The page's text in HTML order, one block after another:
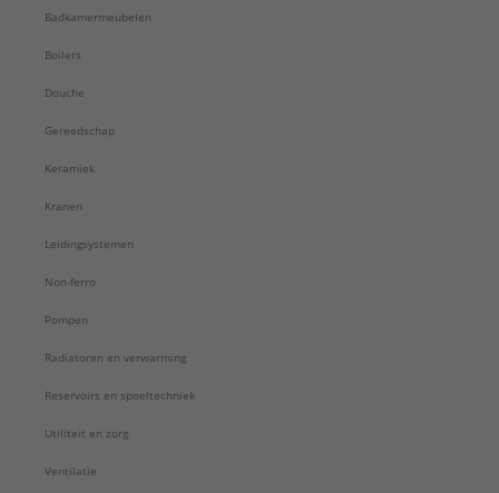
Badkamermeubelen
Boilers
Douche
Gereedschap
Keramiek
Kranen
Leidingsystemen
Non-ferro
Pompen
Radiatoren en verwarming
Reservoirs en spoeltechniek
Utiliteit en zorg
Ventilatie